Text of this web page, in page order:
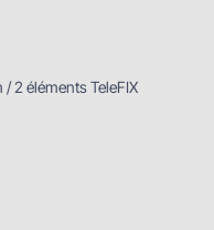
2 éléments TeleFIX